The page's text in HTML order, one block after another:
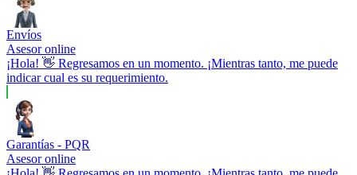
Envíos
Asesor online
¡Hola! 👋 Regresamos en un momento. ¡Mientras tanto, me puede
indicar cual es su requerimiento.
Garantías - PQR
Asesor online